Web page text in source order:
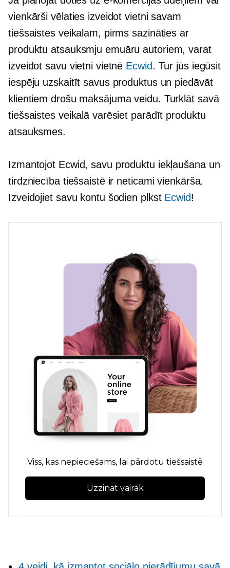
vienkārši vēlaties izveidot vietni savam
tiešsaistes veikalam, pirms sazināties ar
produktu atsauksmju emuāru autoriem, varat
izveidot savu vietni vietnē Ecwid. Tur jūs iegūsit
iespēju uzskaitīt savus produktus un piedāvāt
klientiem drošu maksājuma veidu. Turklāt savā
tiešsaistes veikalā varēsiet parādīt produktu
atsauksmes.
Izmantojot Ecwid, savu produktu iekļaušana un
tirdzniecība tiešsaistē ir neticami vienkārša.
Izveidojiet savu kontu šodien plkst Ecwid!
Viss, kas nepieciešams, lai pārdotu tiešsaistē
Uzzināt vairāk